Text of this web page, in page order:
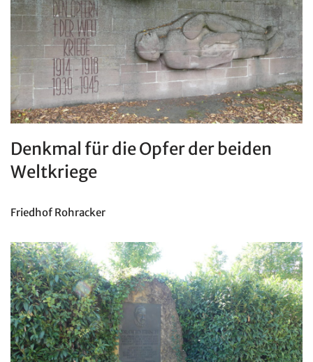
Denkmal für die Opfer der beiden
Weltkriege
Friedhof Rohracker